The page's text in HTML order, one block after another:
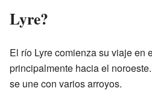
Lyre?
El río Lyre comienza su viaje en
principalmente hacia el
se une con varios arroyos.